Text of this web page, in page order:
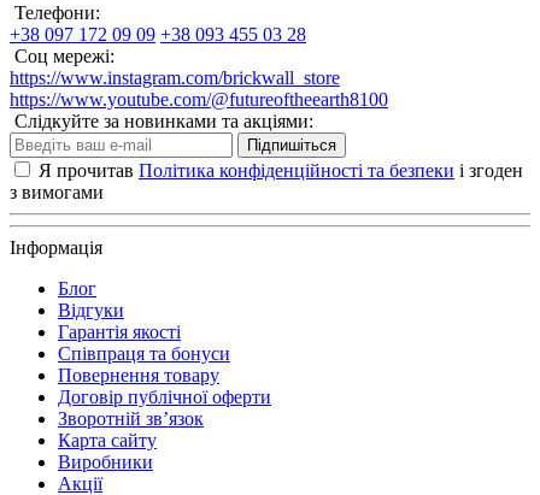
Телефони:
+38 097 172 09 09 +38 093 455 03 28
Соц мережі:
https://www.instagram.com/brickwall_store
https://www.youtube.com/@futureoftheearth8100
Слідкуйте за новинками та акціями:
Підпишіться
Я прочитав Політика конфіденційності та безпеки і згоден
з вимогами
Інформація
Блог
Відгуки
Гарантія якості
Співпраця та бонуси
Повернення товару
Договір публічної оферти
Зворотній зв’язок
Карта сайту
Виробники
Акції